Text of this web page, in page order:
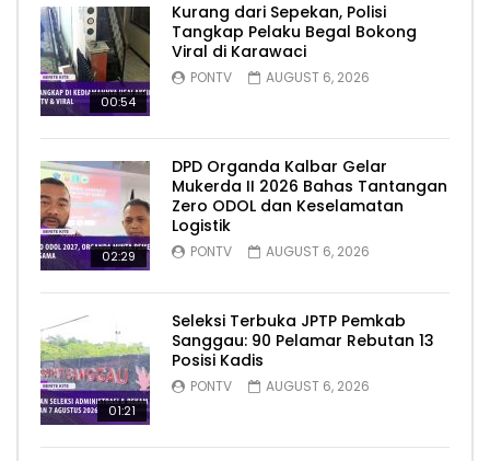
00:54
Kurang dari Sepekan, Polisi
Tangkap Pelaku Begal Bokong
Viral di Karawaci
PONTV AUGUST 6, 2026
02:29
DPD Organda Kalbar Gelar
Mukerda II 2026 Bahas Tantangan
Zero ODOL dan Keselamatan
Logistik
PONTV AUGUST 6, 2026
01:21
Seleksi Terbuka JPTP Pemkab
Sanggau: 90 Pelamar Rebutan 13
Posisi Kadis
PONTV AUGUST 6, 2026